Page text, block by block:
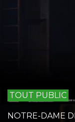
TOUT PUBLIC
NOTRE-DAME